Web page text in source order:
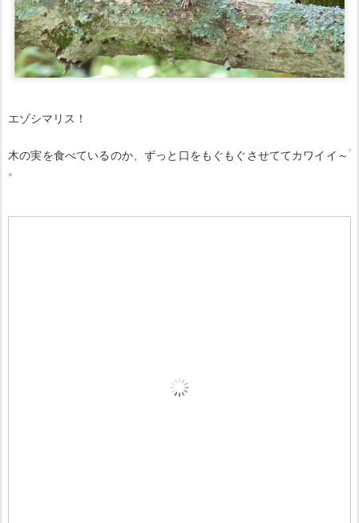
エゾシマリス！
木の実を食べているのか、ずっと口をもぐもぐさせててカワイイ～
。